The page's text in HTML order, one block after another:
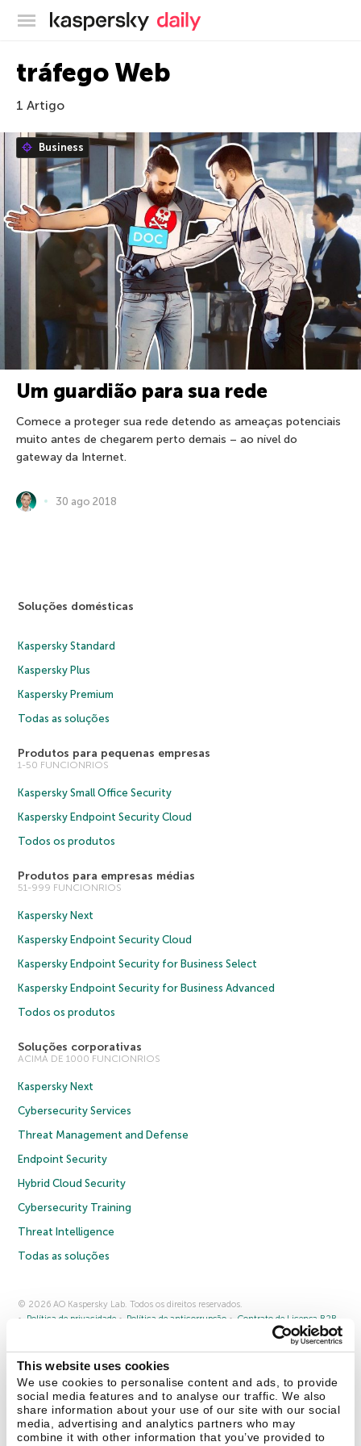
This website uses cookies
We use cookies to personalise content and ads, to provide
social media features and to analyse our traffic. We also
share information about your use of our site with our social
media, advertising and analytics partners who may
combine it with other information that you’ve provided to
Blog oficial da Kaspersky
tráfego Web
1 Artigo
Business
Um guardião para sua rede
Comece a proteger sua rede detendo as ameaças potenciais
muito antes de chegarem perto demais – ao nível do
gateway da Internet.
30 ago 2018
Soluções domésticas
Kaspersky Standard
Kaspersky Plus
Kaspersky Premium
Todas as soluções
Produtos para pequenas empresas
1-50 FUNCIONRIOS
Kaspersky Small Office Security
Kaspersky Endpoint Security Cloud
Todos os produtos
Produtos para empresas médias
51-999 FUNCIONRIOS
Kaspersky Next
Kaspersky Endpoint Security Cloud
Kaspersky Endpoint Security for Business Select
Kaspersky Endpoint Security for Business Advanced
Todos os produtos
Soluções corporativas
ACIMA DE 1000 FUNCIONRIOS
Kaspersky Next
Cybersecurity Services
Threat Management and Defense
Endpoint Security
Hybrid Cloud Security
Cybersecurity Training
Threat Intelligence
Todas as soluções
© 2026 AO Kaspersky Lab. Todos os direitos reservados.
Política de privacidade
Política de anticorrupção
Contrato de Licença B2B
Cookies
Fale conosco Sobre a Kaspersky Parceiros
Comunicado à imprensa
Securelist Eugene Personal Blog